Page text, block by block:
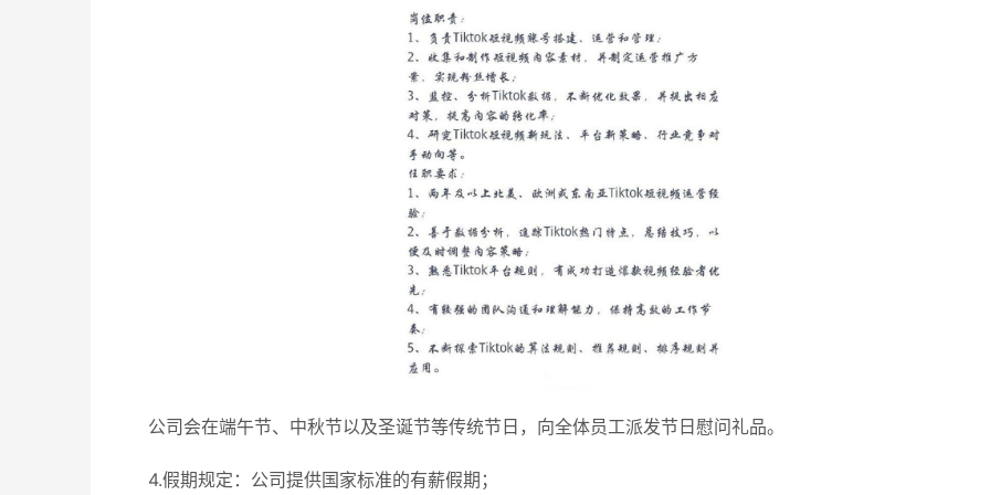
公司会在端午节、中秋节以及圣诞节等传统节日，向全体员工派发节日慰问礼品。
4.假期规定：公司提供国家标准的有薪假期；